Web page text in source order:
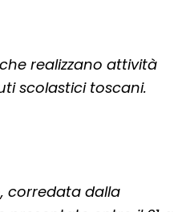
realizzano attività
scolastici toscani.
, corredata dalla